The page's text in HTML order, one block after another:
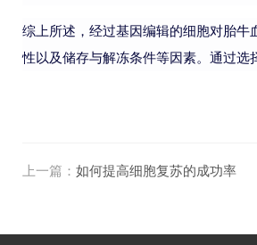
综上所述，经过基因编辑的细胞对胎
性以及储存与解冻条件等因素。通过
上一篇： 如何提高细胞复苏的成功率